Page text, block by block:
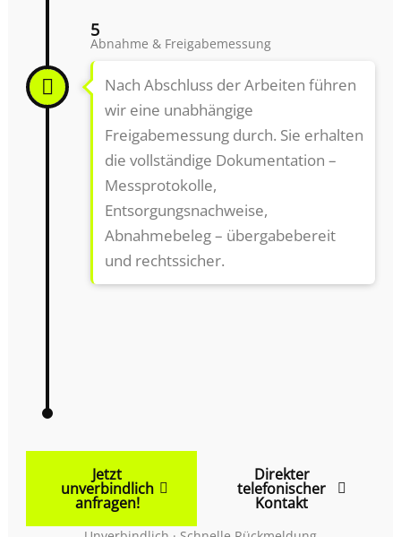
5
Abnahme & Freigabemessung
Nach Abschluss der Arbeiten führen
wir eine unabhängige
Freigabemessung durch. Sie erhalten
die vollständige Dokumentation –
Messprotokolle,
Entsorgungsnachweise,
Abnahmebeleg – übergabebereit
und rechtssicher.
Jetzt
unverbindlich
anfragen!
Direkter
telefonischer
Kontakt